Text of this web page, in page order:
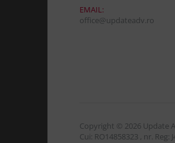
EMAIL:
office@updateadv.ro
Copyright © 2026 Update
Cui: RO14858323 , nr. Reg: